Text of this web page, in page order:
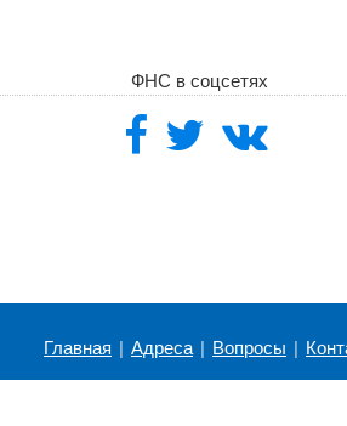
ФНС в соцсетях
Главная | Адреса | Вопросы |